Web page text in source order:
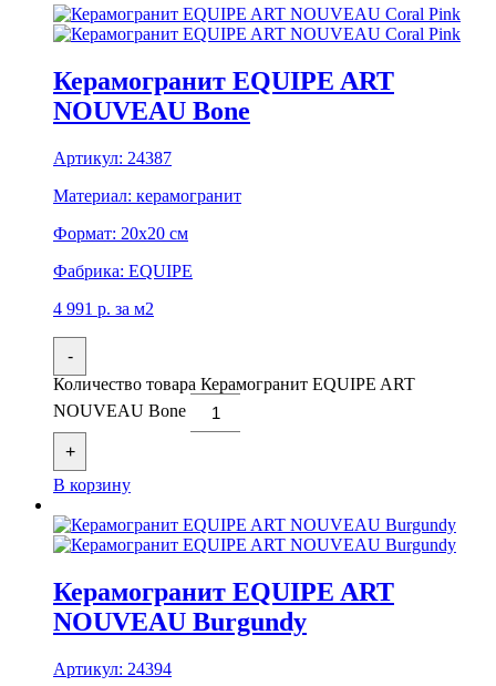
Керамогранит EQUIPE ART
NOUVEAU Bone
Артикул: 24387
Материал: керамогранит
Формат: 20x20 см
Фабрика: EQUIPE
4 991 р. за м2
-
Количество товара Керамогранит EQUIPE ART
NOUVEAU Bone
+
В корзину
Керамогранит EQUIPE ART
NOUVEAU Burgundy
Артикул: 24394